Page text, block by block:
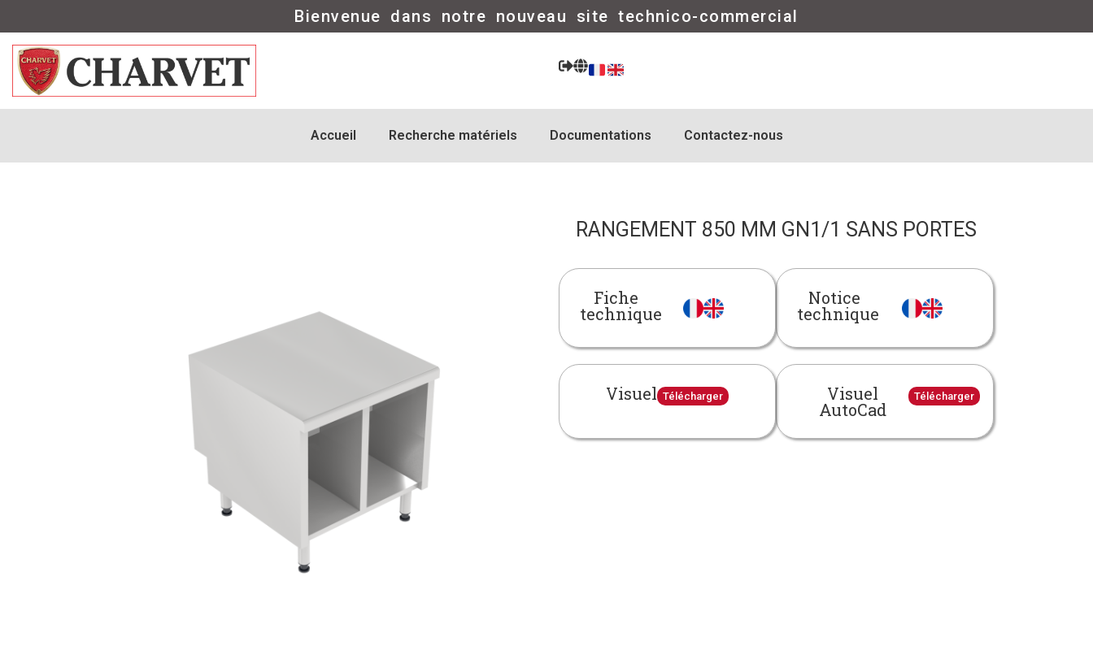
Bienvenue dans notre nouveau site technico-commercial
Accueil Recherche matériels Documentations Contactez-nous
RANGEMENT 850 MM GN1/1 SANS PORTES
Fiche
technique
Notice
technique
Visuel Télécharger Visuel
AutoCad
Télécharger